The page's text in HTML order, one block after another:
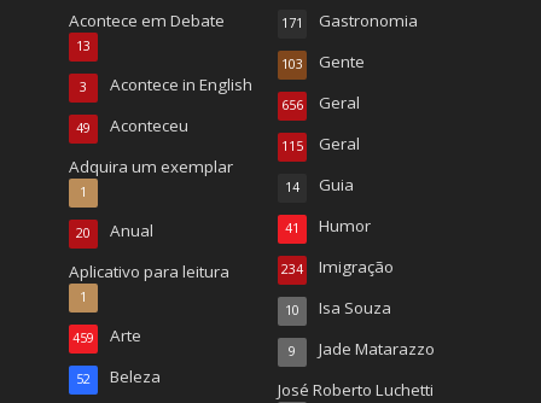
Acontece em Debate
13
Acontece in English
3
Aconteceu
49
Adquira um exemplar
1
Anual
20
Aplicativo para leitura
1
Arte
459
Beleza
52
Gastronomia
171
Gente
103
Geral
656
Geral
115
Guia
14
Humor
41
Imigração
234
Isa Souza
10
Jade Matarazzo
9
José Roberto Luchetti